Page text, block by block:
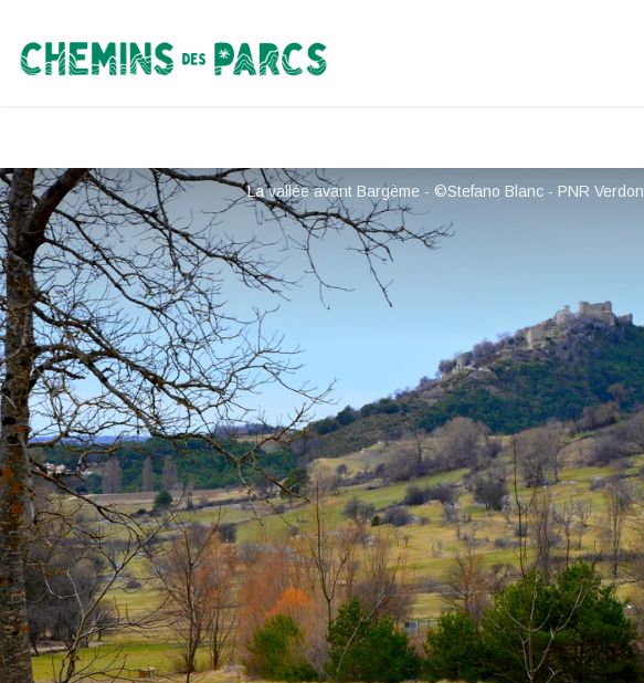
Chemins des Parcs
La vallée avant Bargème - ©Stefano Blanc - PNR Verdon